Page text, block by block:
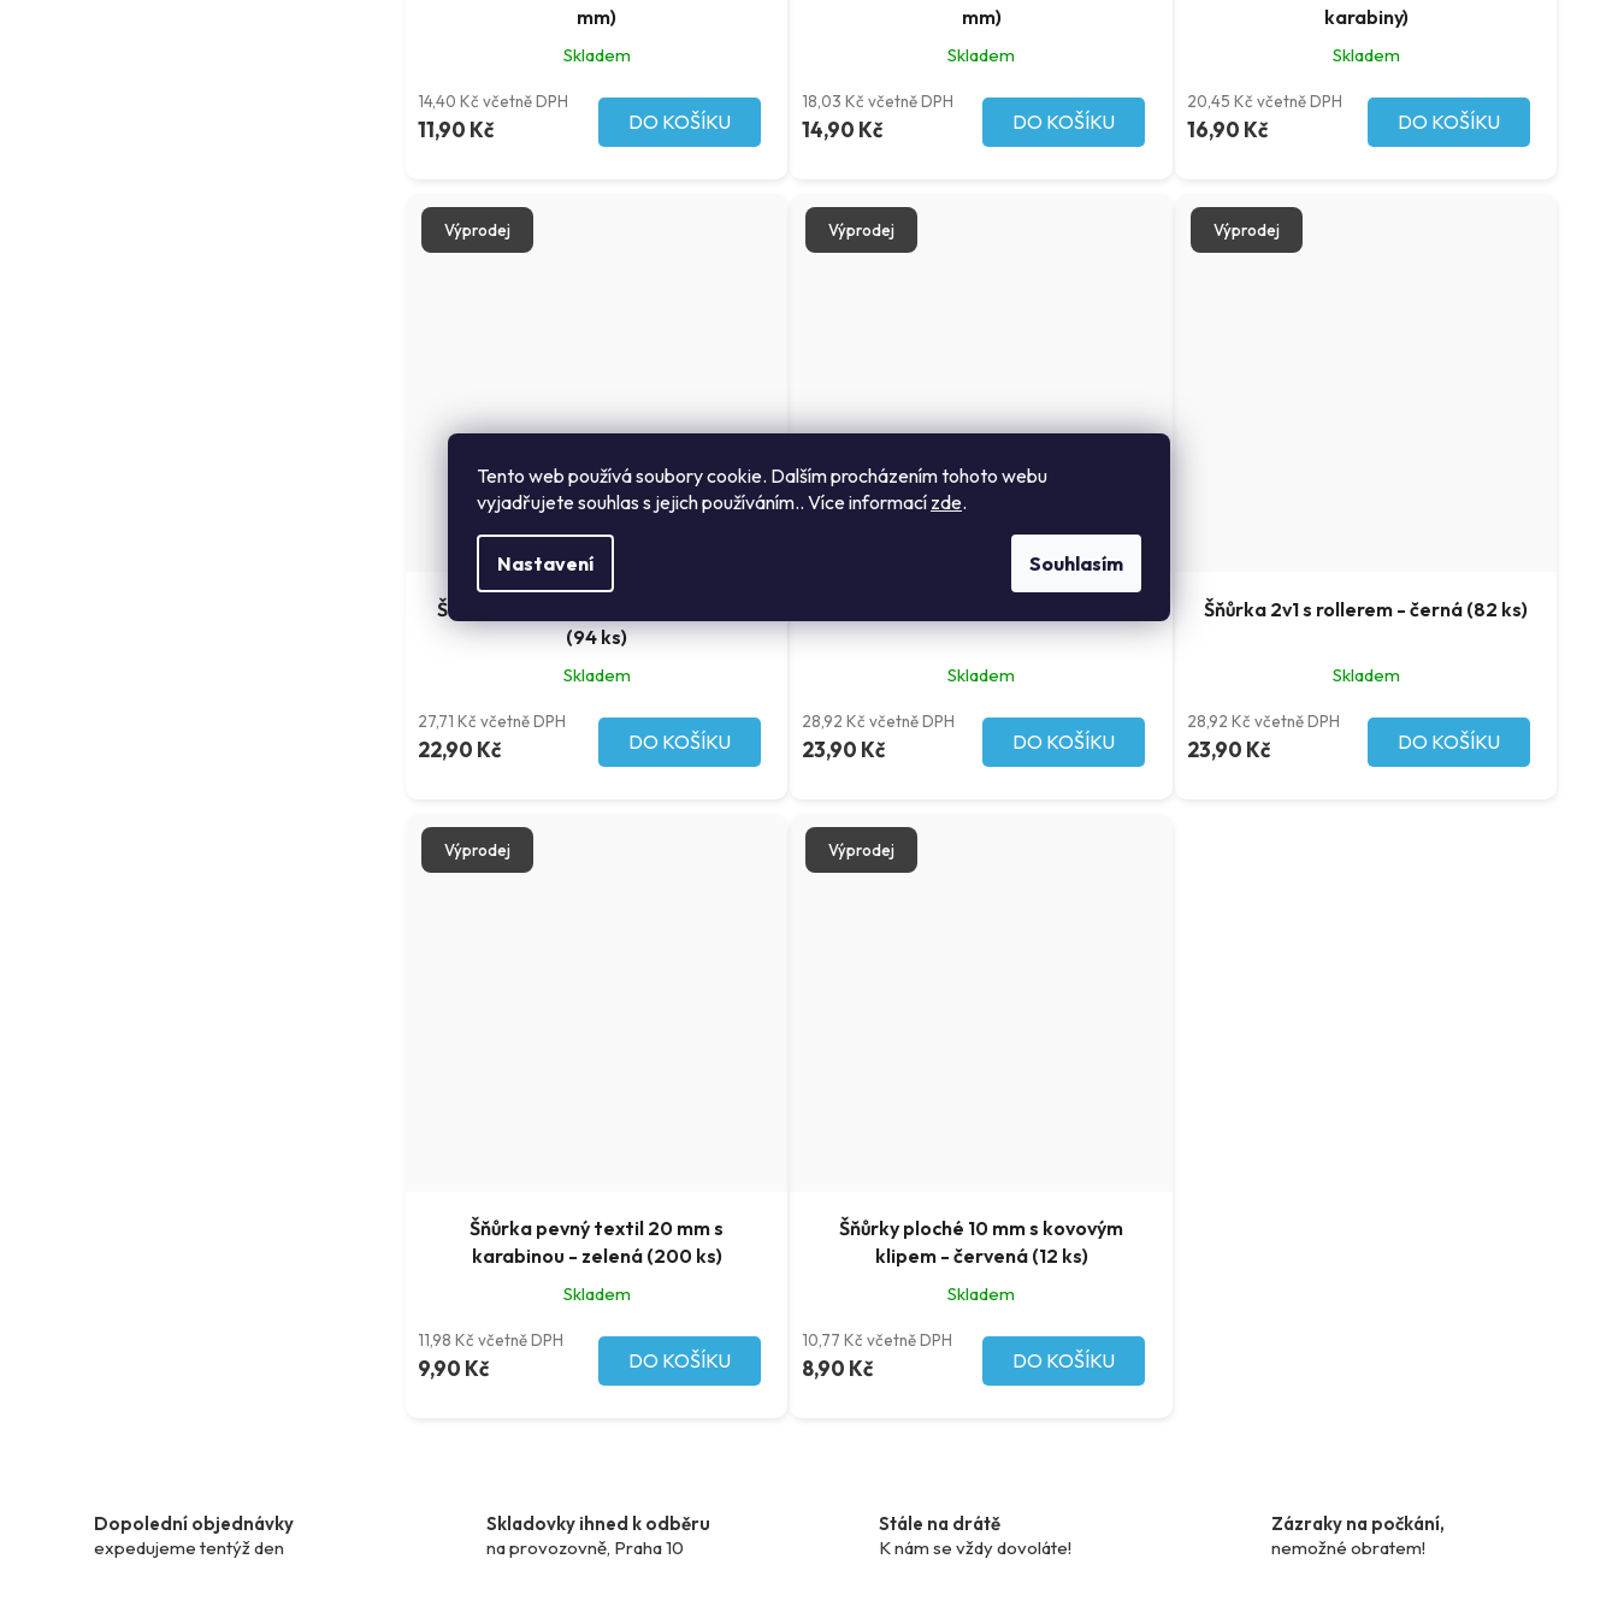
Tento web používá soubory cookie. Dalším procházením tohoto webu
vyjadřujete souhlas s jejich používáním.. Více informací zde.
Nastavení Souhlasím
mm)
Skladem
14,40 Kč včetně DPH
11,90 Kč DO KOŠÍKU
mm)
Skladem
18,03 Kč včetně DPH
14,90 Kč DO KOŠÍKU
karabiny)
Skladem
20,45 Kč včetně DPH
16,90 Kč DO KOŠÍKU
Výprodej
Šňůrka 16 mm 2v1 s rollerem - černá
(94 ks)
Skladem
27,71 Kč včetně DPH
22,90 Kč DO KOŠÍKU
Výprodej
Skladem
28,92 Kč včetně DPH
23,90 Kč DO KOŠÍKU
Výprodej
Šňůrka 2v1 s rollerem - černá (82 ks)
Skladem
28,92 Kč včetně DPH
23,90 Kč DO KOŠÍKU
Výprodej
Šňůrka pevný textil 20 mm s
karabinou - zelená (200 ks)
Skladem
11,98 Kč včetně DPH
9,90 Kč DO KOŠÍKU
Výprodej
Šňůrky ploché 10 mm s kovovým
klipem - červená (12 ks)
Skladem
10,77 Kč včetně DPH
8,90 Kč DO KOŠÍKU
l
á
d
Dopolední objednávky
expedujeme tentýž den
Skladovky ihned k odběru
na provozovně, Praha 10
Stále na drátě
K nám se vždy dovoláte!
Zázraky na počkání,
nemožné obratem!